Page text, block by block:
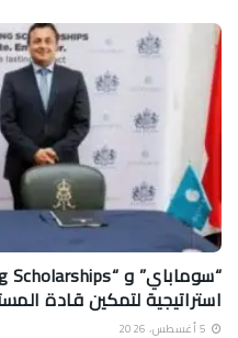
استراتيجية لتمكين قادة